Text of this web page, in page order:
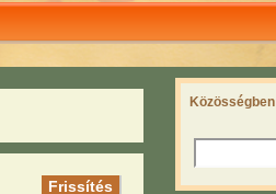
Közösségben